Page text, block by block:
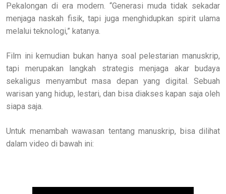
Pekalongan di era modern. “Generasi muda tidak sekadar
menjaga naskah fisik, tapi juga menghidupkan spirit ulama
melalui teknologi,” katanya.
Film ini kemudian bukan hanya soal pelestarian manuskrip,
tapi merupakan langkah strategis menjaga akar budaya
sekaligus menyambut masa depan yang digital. Sebuah
warisan yang hidup, lestari, dan bisa diakses kapan saja oleh
siapa saja.
Untuk menambah wawasan tentang manuskrip, bisa dilihat
dalam video di bawah ini: